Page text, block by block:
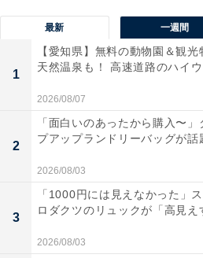
最新 一週間
1
【愛知県】無料の動物園＆観
天然温泉も！ 高速道路のハイウ
2026/08/07
2
「面白いのあったから購入〜
プアップランドリーバッグが話
2026/08/03
3
「1000円には見えなかった」
ロダクツのリュックが「高見え
2026/08/03